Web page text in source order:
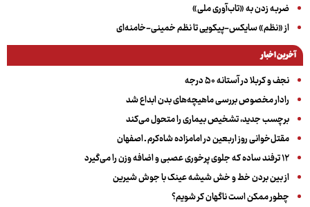
ضربه زدن به «تاب‌آوری ملی»
از «نظم» سایکس-پیکویی تا نظم خمینی-خامنه‌ای
آخرین اخبار
نجف و کربلا در آستانه ۵۰ درجه
رادار مخصوص بررسی ماهیچه‌های بدن ابداع شد
برچسب جدید، تشخیص بیماری را متحول می‌کند
مقتل‌خوانی روز اربعین در امامزاده شاه‌کرم ـ اصفهان
۱۲ ترفند ساده که جلوی پرخوری عصبی و اضافه ‌وزن را می‌گیرد
از بین بردن خط و خش شیشه عینک با جوش شیرین
چطور ممکن است ناگهان کر شویم؟